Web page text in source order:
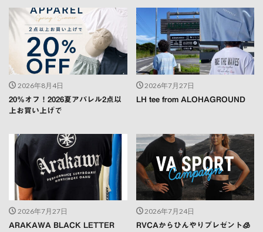
2026年8月4日
20％オフ！2026夏アパレル2点以
上お買い上げで
2026年7月27日
LH tee from ALOHAGROUND
2026年7月27日
ARAKAWA BLACK LETTER
2026年7月24日
RVCAからひんやりプレゼント🧊